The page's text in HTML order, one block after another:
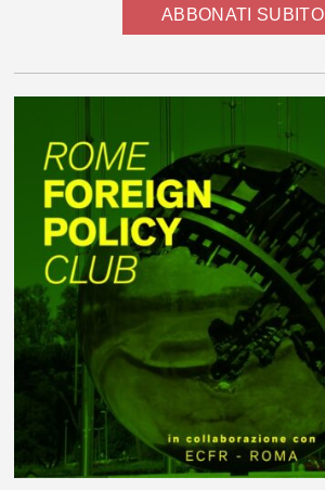
ABBONATI SUBITO